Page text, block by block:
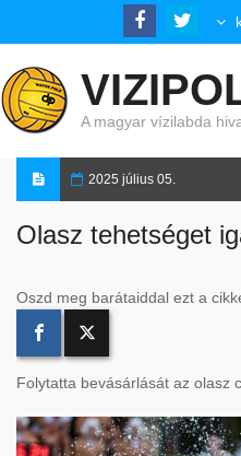
A magyar vízilabda
2025 július 05.
Olasz tehetséget
Oszd meg barátaiddal ezt a
Folytatta bevásárlását az olasz